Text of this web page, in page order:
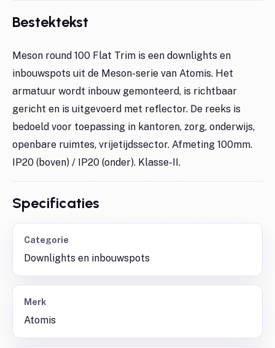
Bestektekst
Meson round 100 Flat Trim is een downlights en
inbouwspots uit de Meson-serie van Atomis. Het
armatuur wordt inbouw gemonteerd, is richtbaar
gericht en is uitgevoerd met reflector. De reeks is
bedoeld voor toepassing in kantoren, zorg, onderwijs,
openbare ruimtes, vrijetijdssector. Afmeting 100mm.
IP20 (boven) / IP20 (onder). Klasse-II.
Specificaties
Categorie
Downlights en inbouwspots
Merk
Atomis